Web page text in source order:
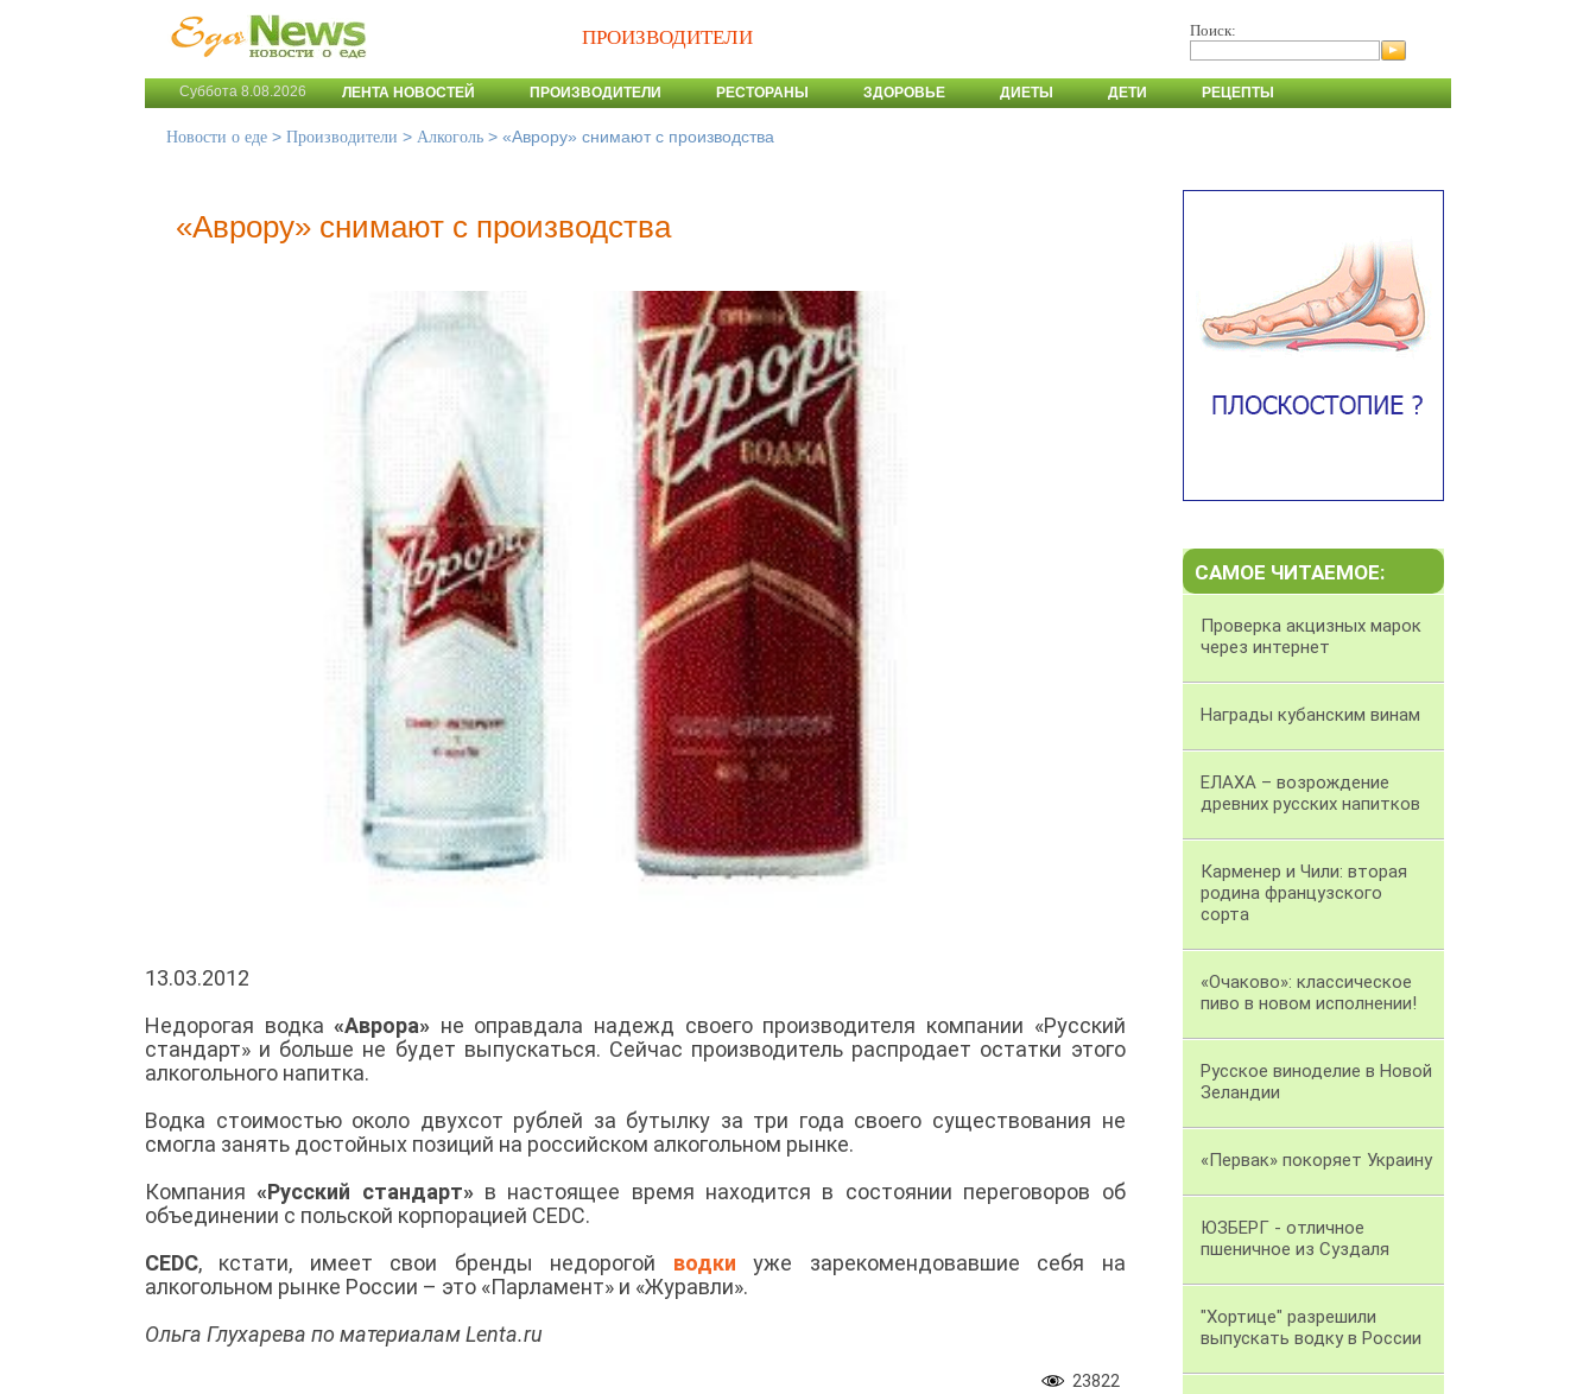
ПРОИЗВОДИТЕЛИ Поиск:
Суббота 8.08.2026 ЛЕНТА НОВОСТЕЙ ПРОИЗВОДИТЕЛИ РЕСТОРАНЫ ЗДОРОВЬЕ ДИЕТЫ ДЕТИ РЕЦЕПТЫ
Новости о еде > Производители > Алкоголь > «Аврору» снимают с производства
«Аврору» снимают с производства
13.03.2012
Недорогая водка«Аврора» не оправдала надежд своего производителя компании «Русский
стандарт» и больше не будет выпускаться. Сейчас производитель распродает остатки этого
алкогольного напитка.
Водка стоимостью около двухсот рублей за бутылку за три года своего существования не
смогла занять достойных позиций на российском алкогольном рынке.
Компания«Русский стандарт»в настоящее время находится в состоянии переговоров об
объединении с польской корпорацией CEDC.
CEDC, кстати, имеет свои бренды недорогой водки уже зарекомендовавшие себя на
алкогольном рынке России – это «Парламент» и «Журавли».
Ольга Глухарева по материалам Lenta.ru
23822
САМОЕ ЧИТАЕМОЕ:
Проверка акцизных марок
через интернет
Награды кубанским винам
ЕЛАХА – возрождение
древних русских напитков
Карменер и Чили: вторая
родина французского
сорта
«Очаково»: классическое
пиво в новом исполнении!
Русское виноделие в Новой
Зеландии
«Первак» покоряет Украину
ЮЗБЕРГ - отличное
пшеничное из Суздаля
"Хортице" разрешили
выпускать водку в России